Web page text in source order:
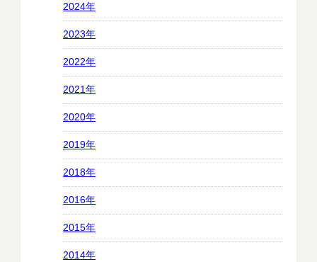
2024年
2023年
2022年
2021年
2020年
2019年
2018年
2016年
2015年
2014年